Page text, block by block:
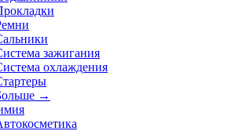
зажигания
охлаждения
→